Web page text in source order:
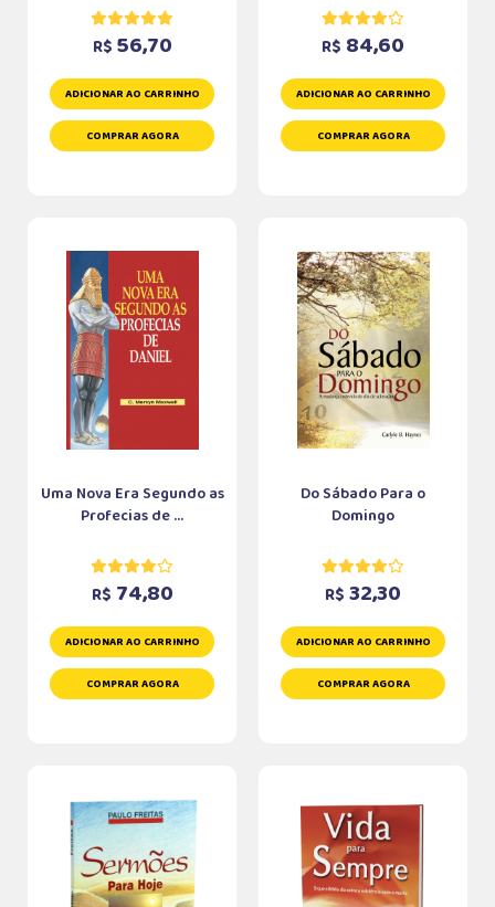
R$ 56,70
ADICIONAR AO CARRINHO
COMPRAR AGORA
R$ 84,60
ADICIONAR AO CARRINHO
COMPRAR AGORA
Uma Nova Era Segundo as
Profecias de ...
R$ 74,80
ADICIONAR AO CARRINHO
COMPRAR AGORA
Do Sábado Para o
Domingo
R$ 32,30
ADICIONAR AO CARRINHO
COMPRAR AGORA